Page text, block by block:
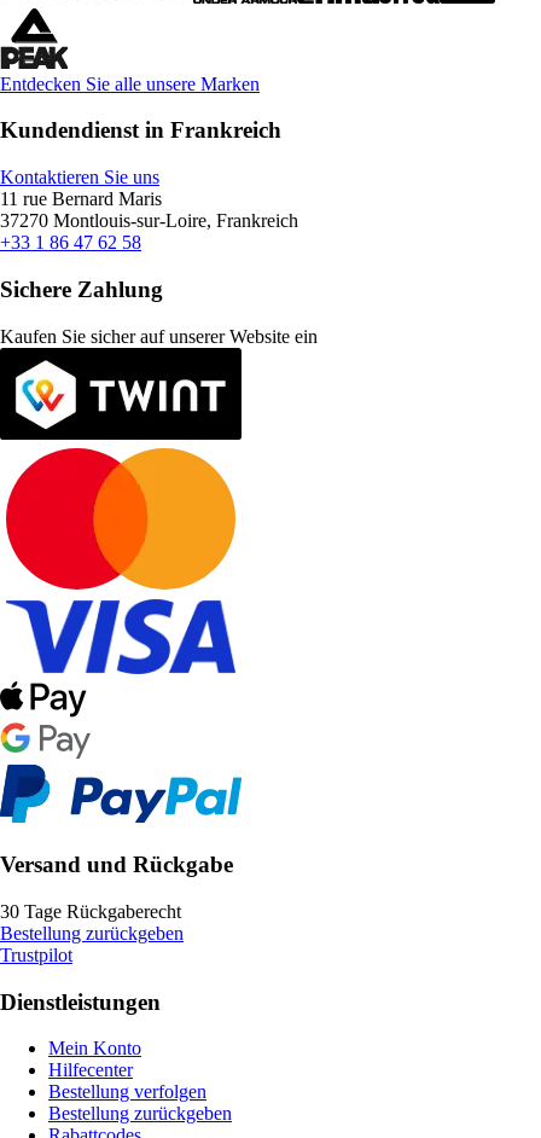
Entdecken Sie alle unsere Marken
Kundendienst in Frankreich
Kontaktieren Sie uns
11 rue Bernard Maris
37270 Montlouis-sur-Loire, Frankreich
+33 1 86 47 62 58
Sichere Zahlung
Kaufen Sie sicher auf unserer Website ein
Versand und Rückgabe
30 Tage Rückgaberecht
Bestellung zurückgeben
Trustpilot
Dienstleistungen
Mein Konto
Hilfecenter
Bestellung verfolgen
Bestellung zurückgeben